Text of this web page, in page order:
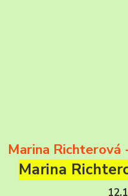
Marina Richterová
Marina